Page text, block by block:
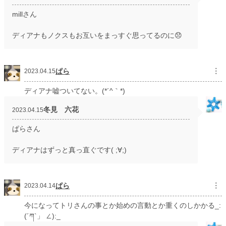
millさん
ディアナもノクスもお互いをまっすぐ思ってるのに😞
2023.04.15ぱら ︙
ディアナ嘘ついてない。(*´^｀*)
2023.04.15冬見 六花
ぱらさん
ディアナはずっと真っ直ぐです( ;∀;)
2023.04.14ぱら ︙
今になってトリさんの事とか始めの言動とか重くのしかかる_:
(´ཀ`」 ∠):_